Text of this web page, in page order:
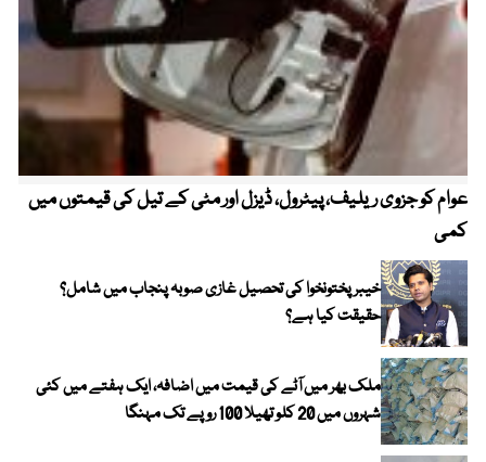
عوام کو جزوی ریلیف، پیٹرول، ڈیزل اور مٹی کے تیل کی قیمتوں میں
کمی
خیبر پختونخوا کی تحصیل غازی صوبہ پنجاب میں شامل؟
حقیقت کیا ہے؟
ملک بھر میں آٹے کی قیمت میں اضافہ، ایک ہفتے میں کئی
شہروں میں 20 کلو تھیلا 100 روپے تک مہنگا